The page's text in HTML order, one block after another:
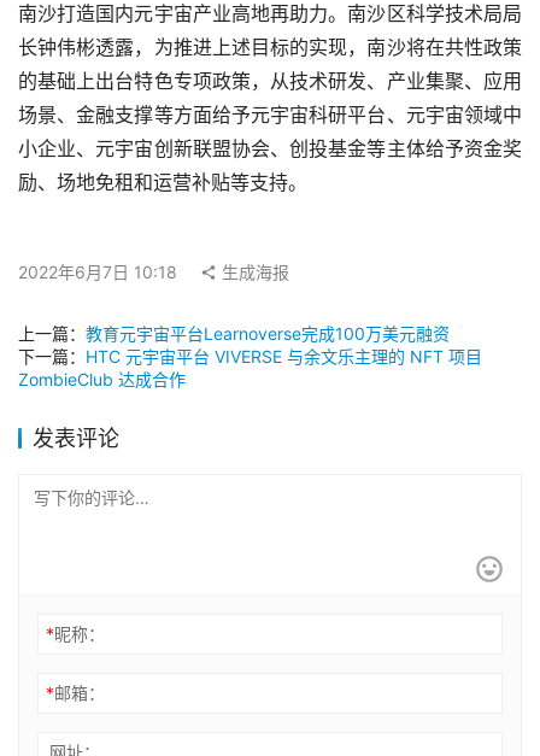
南沙打造国内元宇宙产业高地再助力。南沙区科学技术局局
长钟伟彬透露，为推进上述目标的实现，南沙将在共性政策
的基础上出台特色专项政策，从技术研发、产业集聚、应用
场景、金融支撑等方面给予元宇宙科研平台、元宇宙领域中
小企业、元宇宙创新联盟协会、创投基金等主体给予资金奖
励、场地免租和运营补贴等支持。
2022年6月7日 10:18 生成海报
上一篇： 教育元宇宙平台Learnoverse完成100万美元融资
下一篇： HTC 元宇宙平台 VIVERSE 与余文乐主理的 NFT 项目
ZombieClub 达成合作
发表评论
*昵称：
*邮箱：